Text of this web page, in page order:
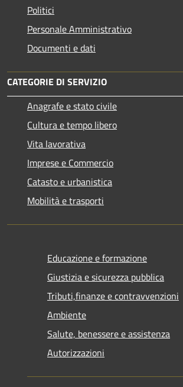
Politici
Personale Amministrativo
Documenti e dati
CATEGORIE DI SERVIZIO
Anagrafe e stato civile
Cultura e tempo libero
Vita lavorativa
Imprese e Commercio
Catasto e urbanistica
Mobilità e trasporti
Educazione e formazione
Giustizia e sicurezza pubblica
Tributi,finanze e contravvenzioni
Ambiente
Salute, benessere e assistenza
Autorizzazioni